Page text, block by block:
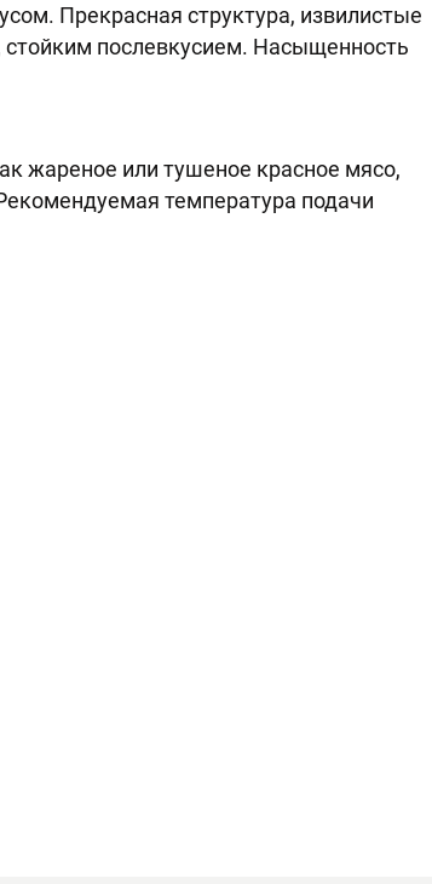
Прекрасная структура, извилистые
послевкусием. Насыщенность
жареное или тушеное красное мясо,
температура подачи